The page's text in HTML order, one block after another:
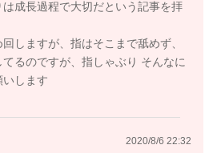
成長過程で大切だという記事を拝
しますが、指はそこまで舐めず、
るのですが、指しゃぶり そんなに
します
2020/8/6 22:32